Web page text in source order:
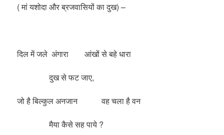
( मां यशोदा और ब्रजवासियों का दुख) –
दिल में जले अंगारा आंखों से बहे धारा
दुख से फट जाए,
जो है बिल्कुल अनजान वह चला है वन
मैया कैसे सह पाये ?